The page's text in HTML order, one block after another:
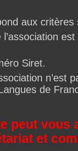
aux critères
est
Siret.
n’est
de
peut vous
et